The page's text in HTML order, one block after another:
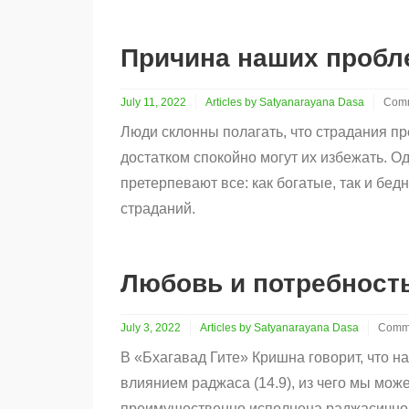
Причина наших
July 11, 2022 Articles by Satyanarayana Dasa
Люди склонны полагать, что страдания
достатком спокойно могут их избежать.
претерпевают все: как богатые, так и
страданий.
Любовь и
July 3, 2022 Articles by Satyanarayana Dasa
В «Бхагавад Гите» Кришна говорит, что
влиянием раджаса (14.9), из чего мы